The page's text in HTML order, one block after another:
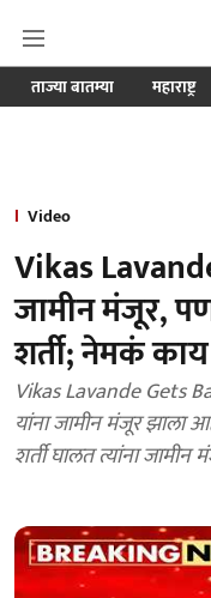
ताज्या बातम्या महाराष्ट्र
Video
Vikas
जामीन मंजूर,
शर्ती; नेमकं
Vikas Lavande Gets
यांना जामीन मंजूर झाला
शर्ती घालत त्यांना